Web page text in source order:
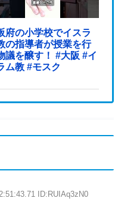
府の小学校でイスラ
の指導者が授業を行
議を醸す！ #大阪 #イ
ム教 #モスク
ID:RUIAq3zN0